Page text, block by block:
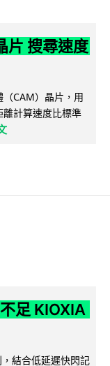
片 搜尋速度
CAM）晶片，用
計算速度比標準
足 KIOXIA
結合低延遲快閃記